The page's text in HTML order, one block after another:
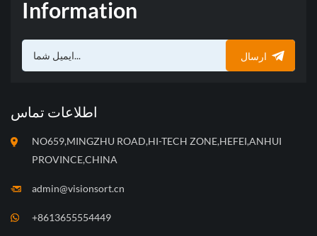
Information
ارسال
اطلاعات تماس
NO659,MINGZHU ROAD,HI-TECH ZONE,HEFEI,ANHUI
PROVINCE,CHINA
admin@visionsort.cn
+8613655554449